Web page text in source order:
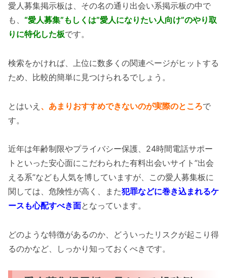
愛人募集掲示板は、その名の通り出会い系掲示板の中で
も、 “愛人募集”もしくは”愛人になりたい人向け”のやり取
りに特化した板です。
検索をかければ、上位に数多くの関連ページがヒットする
ため、比較的簡単に見つけられるでしょう。
とはいえ 、あまりおすすめできないのが実際のところで
す。
近年は年齢制限やプライバシー保護、24時間電話サポー
トといった安心面にこだわられた有料出会いサイト”出会
える系”なども人気を博していますが、この愛人募集板に
関しては、危険性が高く、また犯罪などに巻き込まれるケ
ースも心配すべき面となっています。
どのような特徴があるのか、どういったリスクが起こり得
るのかなど、しっかり知っておくべきです。